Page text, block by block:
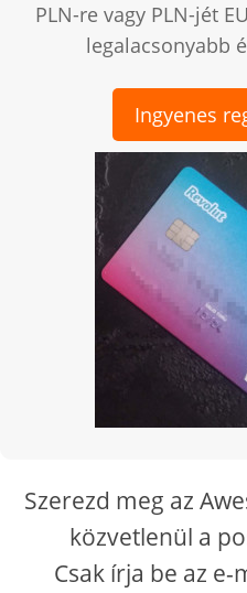
PLN-re vagy PLN-jét
legalacsonyabb
Ingyenes
Szerezd meg az
közvetlenül a
Csak írja be az